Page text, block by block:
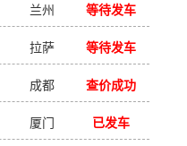
兰州 等待发车
拉萨 等待发车
成都 查价成功
厦门 已发车